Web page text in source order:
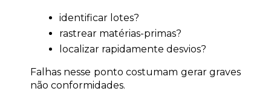
identificar lotes?
rastrear matérias-primas?
localizar rapidamente desvios?
Falhas nesse ponto costumam gerar graves
não conformidades.